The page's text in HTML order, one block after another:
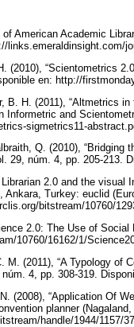
of American Academic
links.emeraldinsight.com/
(2010), “Scientometrics
en: http://
B. H. (2011), “Altmetrics
Informetric and
sigmetrics11-
Q. (2010), “Bridging
29, núm. 4, pp. 205-213.
2.0 and the
Ankara, Turkey: euclid
bitstream/10760/
2.0: The Use of
10760/16162/1/
M. (2011), “A Typology of
4, pp. 308-319.
(2008), “Application Of
planner
handle/1944/1157/